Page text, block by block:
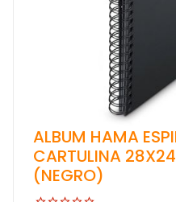
ALBUM HAMA
CARTULINA
(NEGRO)